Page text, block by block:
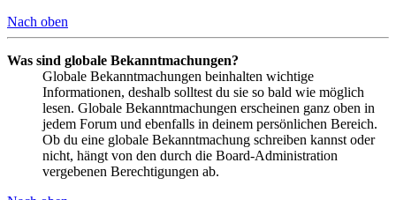
Nach oben
Was sind globale Bekanntmachungen?
Globale Bekanntmachungen beinhalten wichtige
Informationen, deshalb solltest du sie so bald wie möglich
lesen. Globale Bekanntmachungen erscheinen ganz oben in
jedem Forum und ebenfalls in deinem persönlichen Bereich.
Ob du eine globale Bekanntmachung schreiben kannst oder
nicht, hängt von den durch die Board-Administration
vergebenen Berechtigungen ab.